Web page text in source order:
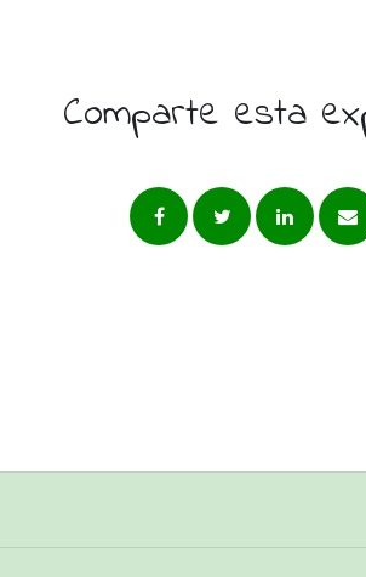
Comparte esta